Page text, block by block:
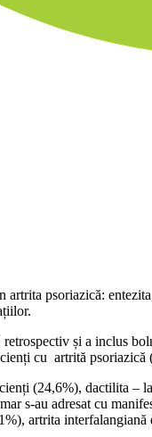
psoriazică:
retrospectiv și a inclus
cu artrită
(24,6%), dactilita –
s-au adresat cu
artrita